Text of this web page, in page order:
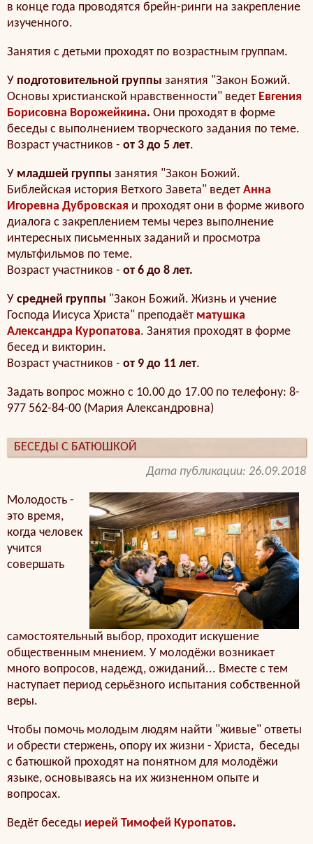
в конце года проводятся брейн-ринги на закрепление
изученного.
Занятия с детьми проходят по возрастным группам.
У подготовительной группы занятия "Закон Божий.
Основы христианской нравственности" ведет Евгения
Борисовна Ворожейкина. Они проходят в форме
беседы с выполнением творческого задания по теме.
Возраст участников - от 3 до 5 лет.
У младшей группы занятия "Закон Божий.
Библейская история Ветхого Завета" ведет Анна
Игоревна Дубровская и проходят они в форме живого
диалога с закреплением темы через выполнение
интересных письменных заданий и просмотра
мультфильмов по теме.
Возраст участников - от 6 до 8 лет.
У средней группы "Закон Божий. Жизнь и учение
Господа Иисуса Христа" преподаёт матушка
Александра Куропатова. Занятия проходят в форме
бесед и викторин.
Возраст участников - от 9 до 11 лет.
Задать вопрос можно с 10.00 до 17.00 по телефону: 8-
977 562-84-00 (Мария Александровна)
БЕСЕДЫ С БАТЮШКОЙ
Дата публикации: 26.09.2018
Молодость -
это время,
когда человек
учится
совершать
самостоятельный выбор, проходит искушение
общественным мнением. У молодёжи возникает
много вопросов, надежд, ожиданий... Вместе с тем
наступает период серьёзного испытания собственной
веры.
Чтобы помочь молодым людям найти "живые" ответы
и обрести стержень, опору их жизни - Христа, беседы
с батюшкой проходят на понятном для молодёжи
языке, основываясь на их жизненном опыте и
вопросах.
Ведёт беседы иерей Тимофей Куропатов.